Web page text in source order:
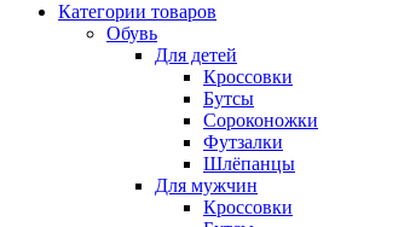
Категории товаров
Обувь
Для детей
Кроссовки
Бутсы
Сороконожки
Футзалки
Шлёпанцы
Для мужчин
Кроссовки